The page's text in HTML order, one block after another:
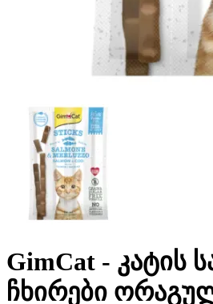
GimCat - კატის
ჩხირები